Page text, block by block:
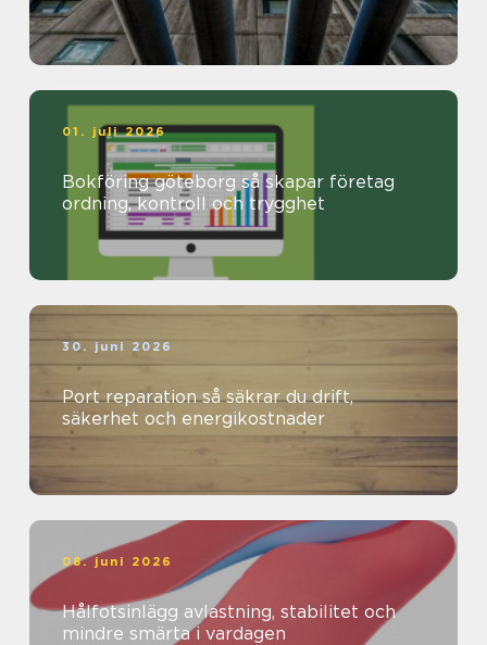
01. juli 2026
Bokföring göteborg så skapar företag
ordning, kontroll och trygghet
30. juni 2026
Port reparation så säkrar du drift,
säkerhet och energikostnader
08. juni 2026
Hålfotsinlägg avlastning, stabilitet och
mindre smärta i vardagen